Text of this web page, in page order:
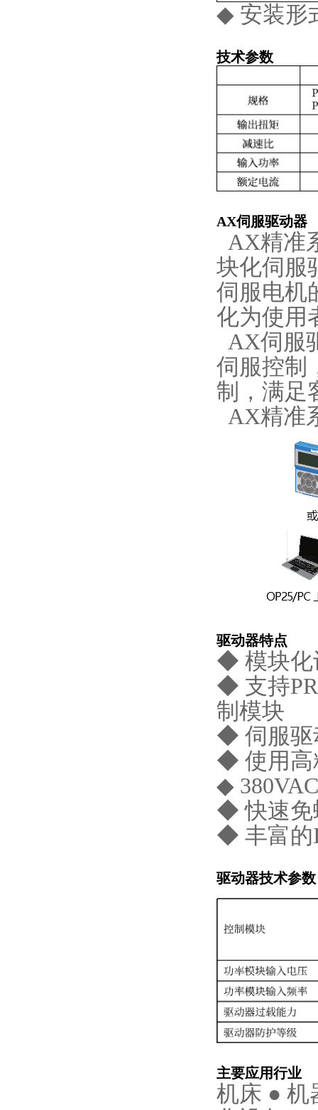
◆ 安装形
技术参数
AX伺服驱动器
AX精准
块化伺服
伺服电机
化为使用
AX伺服
伺服控制
制，满足
AX精准
驱动器特点
◆ 模块化
◆ 支持
制模块
◆ 伺服驱
◆ 使用高
◆
◆ 快速免
◆ 丰富的
驱动器技术参数
主要应用行业
机床 ● 机